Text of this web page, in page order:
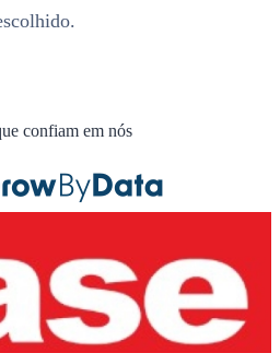
confiam em nós